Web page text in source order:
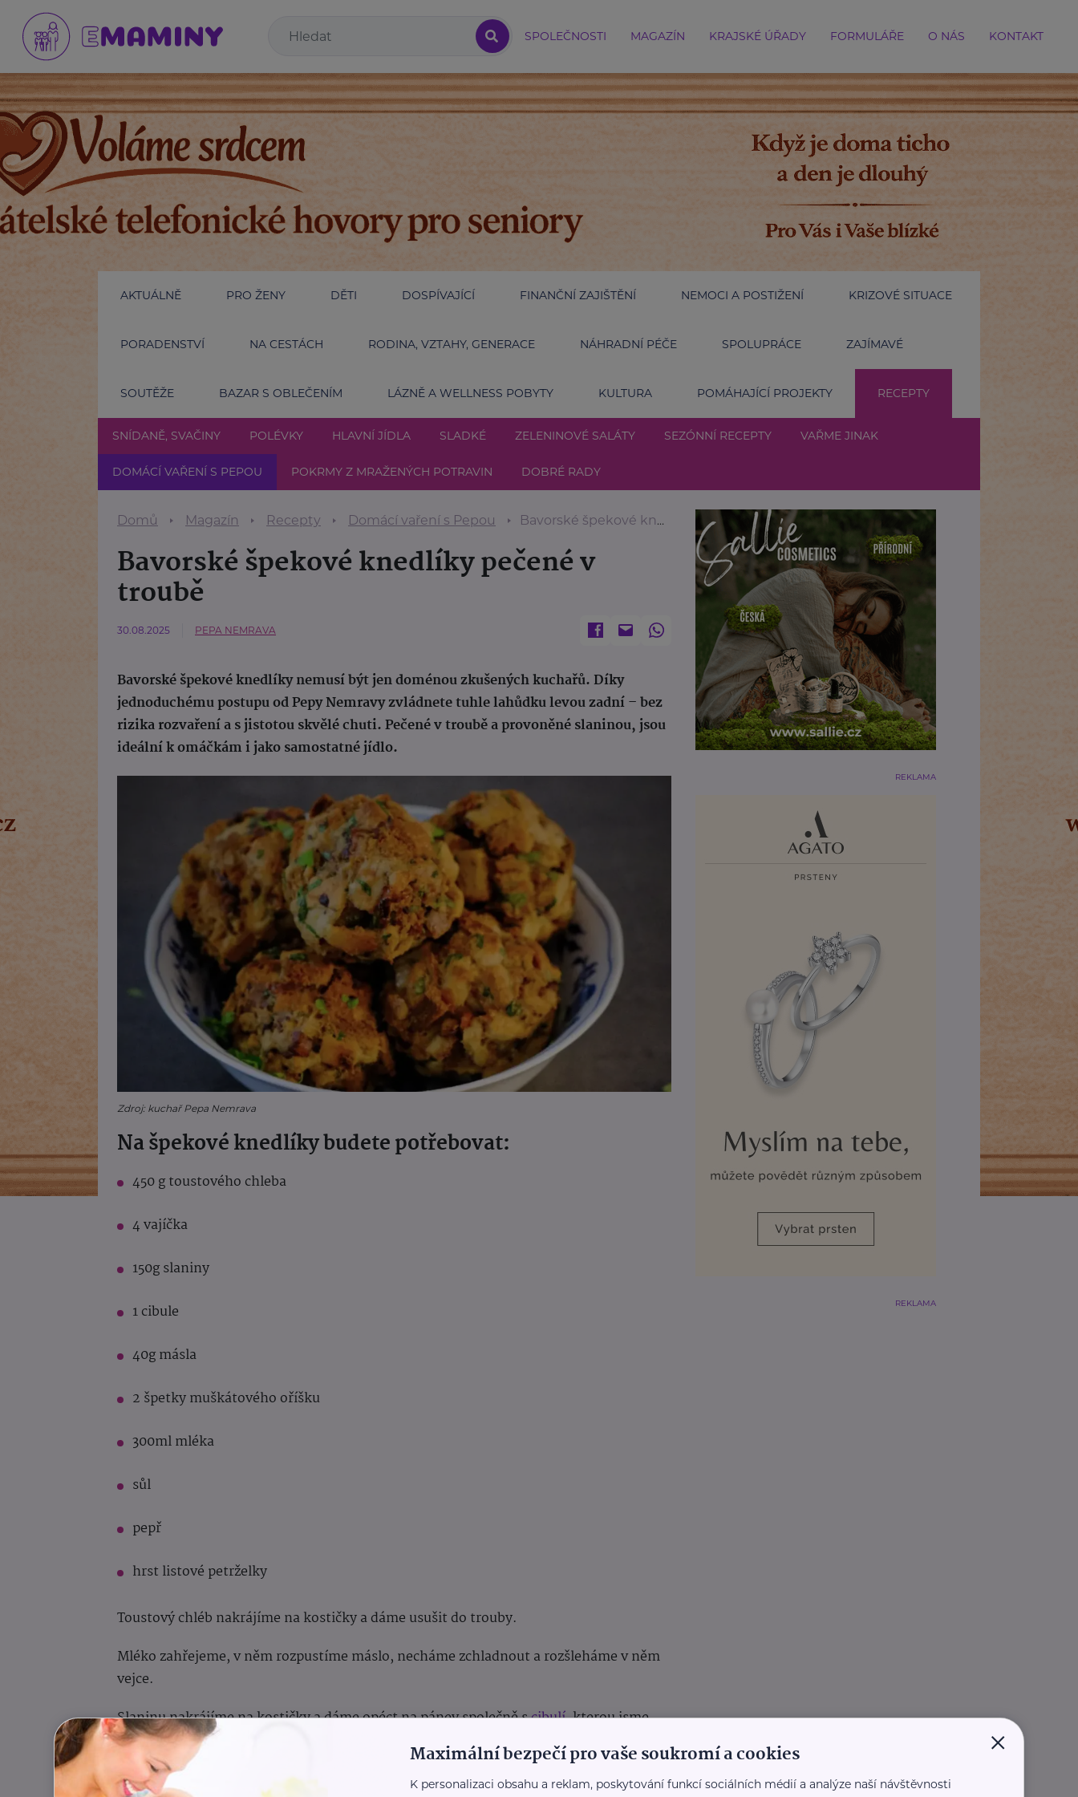
SPOLEČNOSTI MAGAZÍN KRAJSKÉ ÚŘADY FORMULÁŘE O NÁS KONTAKT
AKTUÁLNĚ PRO ŽENY DĚTI DOSPÍVAJÍCÍ FINANČNÍ ZAJIŠTĚNÍ NEMOCI A POSTIŽENÍ KRIZOVÉ SITUACE
PORADENSTVÍ NA CESTÁCH RODINA, VZTAHY, GENERACE NÁHRADNÍ PÉČE SPOLUPRÁCE ZAJÍMAVÉ
SOUTĚŽE BAZAR S OBLEČENÍM LÁZNĚ A WELLNESS POBYTY KULTURA POMÁHAJÍCÍ PROJEKTY RECEPTY
SNÍDANĚ, SVAČINY POLÉVKY HLAVNÍ JÍDLA SLADKÉ ZELENINOVÉ SALÁTY SEZÓNNÍ RECEPTY VAŘME JINAK
DOMÁCÍ VAŘENÍ S PEPOU POKRMY Z MRAŽENÝCH POTRAVIN DOBRÉ RADY
Domů Magazín Recepty Domácí vaření s Pepou Bavorské špekové knedlíky pečené v troubě
Bavorské špekové knedlíky pečené v
troubě
30.08.2025 PEPA NEMRAVA
Bavorské špekové knedlíky nemusí být jen doménou zkušených kuchařů. Díky
jednoduchému postupu od Pepy Nemravy zvládnete tuhle lahůdku levou zadní – bez
rizika rozvaření a s jistotou skvělé chuti. Pečené v troubě a provoněné slaninou, jsou
ideální k omáčkám i jako samostatné jídlo.
Zdroj: kuchař Pepa Nemrava
Na špekové knedlíky budete potřebovat:
450 g toustového chleba
4 vajíčka
150g slaniny
1 cibule
40g másla
2 špetky muškátového oříšku
300ml mléka
sůl
pepř
hrst listové petrželky
Toustový chléb nakrájíme na kostičky a dáme usušit do trouby.
Mléko zahřejeme, v něm rozpustíme máslo, necháme zchladnout a rozšleháme v něm
vejce.
Slaninu nakrájíme na kostičky a dáme opéct na pánev společně scibulí, kterou jsme
pokrájely nadrobno.
Mléčnou směs nalijeme na rohlíky, přidáme nasekanou petrželku, slaninu s cibulkou,
REKLAMA
REKLAMA
×
Maximální bezpečí pro vaše soukromí a cookies
K personalizaci obsahu a reklam, poskytování funkcí sociálních médií a analýze naší návštěvnosti